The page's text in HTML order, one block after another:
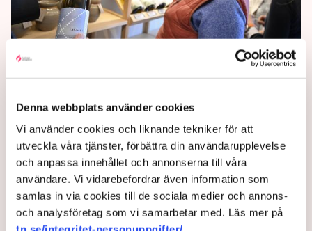
Denna webbplats använder cookies
Vi använder cookies och liknande tekniker för att
utveckla våra tjänster, förbättra din användarupplevelse
och anpassa innehållet och annonserna till våra
användare. Vi vidarebefordrar även information som
samlas in via cookies till de sociala medier och annons-
och analysföretag som vi samarbetar med. Läs mer på
Ledare: Gårdsförsäljningen
Kraven för att få bedriva gårdsförsäljning gör att det
liknar rent sabotage, skriver Lisa Magnusson på DN:s
ledarsida.